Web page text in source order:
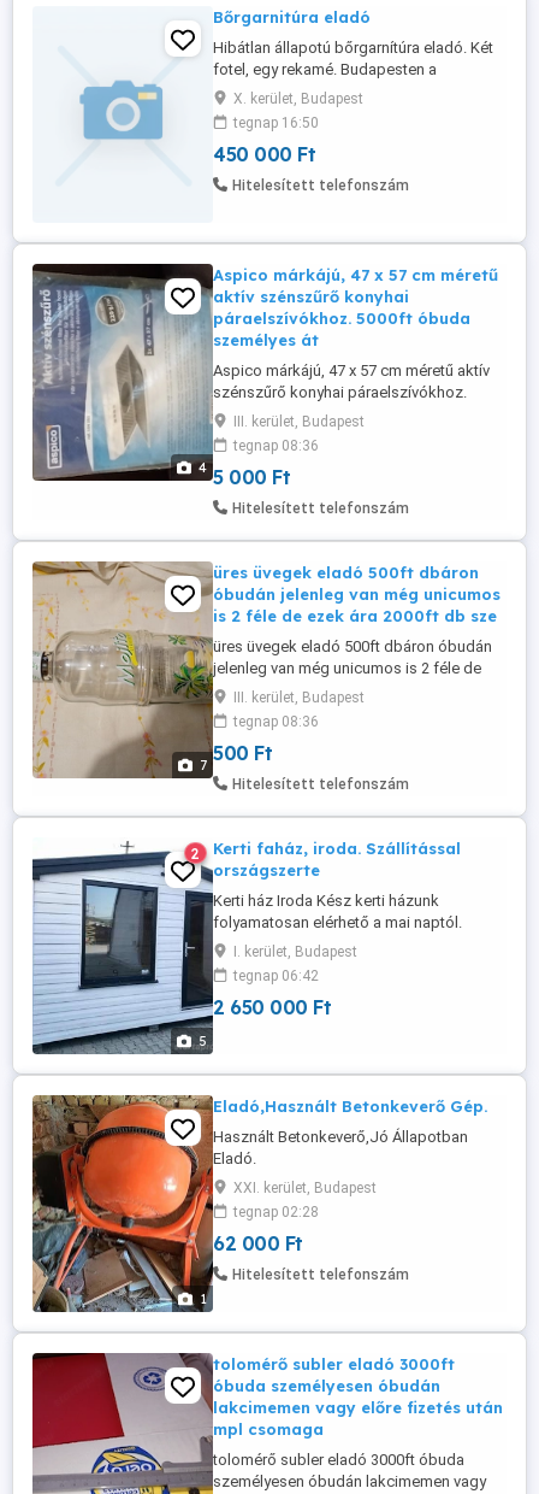
Bőrgarnitúra eladó
Hibátlan állapotú bőrgarnítúra eladó. Két
fotel, egy rekamé. Budapesten a
10.kerületben.
X. kerület, Budapest
tegnap 16:50
450 000 Ft
Hitelesített telefonszám
4
Aspico márkájú, 47 x 57 cm méretű
aktív szénszűrő konyhai
páraelszívókhoz. 5000ft óbuda
személyes át
Aspico márkájú, 47 x 57 cm méretű aktív
szénszűrő konyhai páraelszívókhoz.
5000ft óbuda személyes átvétel óbudán
lakcimemen vagy előre fizetés után mpl
csomagautomatába + 3000ft 36 50 104
8272
III. kerület, Budapest
tegnap 08:36
5 000 Ft
Hitelesített telefonszám
7
üres üvegek eladó 500ft dbáron
óbudán jelenleg van még unicumos
is 2 féle de ezek ára 2000ft db sze
üres üvegek eladó 500ft dbáron óbudán
jelenleg van még unicumos is 2 féle de
ezek ára 2000ft db személyes átvétel
óbudán lakcimemen 36 50 104 8272
III. kerület, Budapest
tegnap 08:36
500 Ft
Hitelesített telefonszám
5
2
Kerti faház, iroda. Szállítással
országszerte
Kerti ház Iroda Kész kerti házunk
folyamatosan elérhető a mai naptól.
Országos szállítással. A rendelési idő 1 2
hét www.stareye-furniture.com Ház adatai
: -A tető bitumenes zsindellyel van
befedve -Kültéri lambéria SIDING VOX -
I. kerület, Budapest
tegnap 06:42
2 650 000 Ft
1
Eladó,Használt Betonkeverő Gép.
Használt Betonkeverő,Jó Állapotban
Eladó.
XXI. kerület, Budapest
tegnap 02:28
62 000 Ft
Hitelesített telefonszám
tolomérő subler eladó 3000ft
óbuda személyesen óbudán
lakcimemen vagy előre fizetés után
mpl csomaga
tolomérő subler eladó 3000ft óbuda
személyesen óbudán lakcimemen vagy